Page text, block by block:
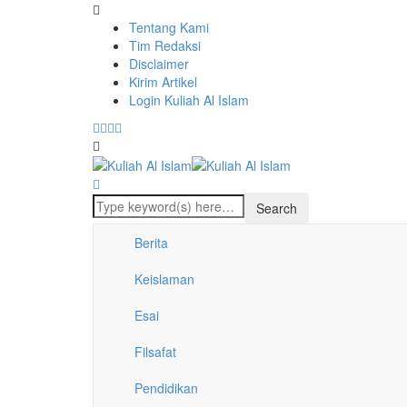
Tentang Kami
Tim Redaksi
Disclaimer
Kirim Artikel
Login Kuliah Al Islam
Berita
Keislaman
Esai
Filsafat
Pendidikan